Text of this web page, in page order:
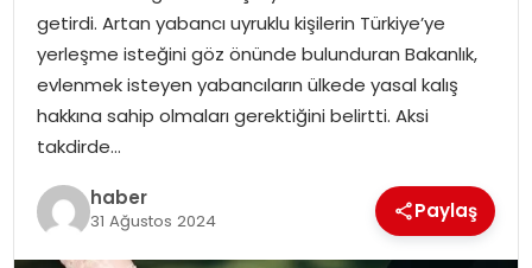
SOSYAL HABER
getirdi. Artan yabancı uyruklu kişilerin Türkiye’ye
yerleşme isteğini göz önünde bulunduran Bakanlık,
evlenmek isteyen yabancıların ülkede yasal kalış
hakkına sahip olmaları gerektiğini belirtti. Aksi
takdirde…
haber
31 Ağustos 2024 Paylaş